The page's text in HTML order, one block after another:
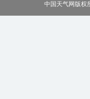
中国天气网版